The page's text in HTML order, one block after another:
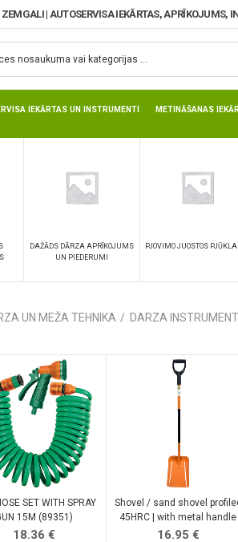
ZEMGALI | AUTOSERVISA IEKĀRTAS, APRĪKOJUMS,
IEKĀRTAS UN INSTRUMENTI METINĀŠANAS
DAŽĀDS DĀRZA APRĪKOJUMS
UN PIEDERUMI
PJOVIMO JUOSTOS
UN MEŽA TEHNIKA DARZA
SET WITH SPRAY
15M (89351)
18.36 €
Shovel / sand shovel
45HRC | with metal handle
(35722)
16.95 €